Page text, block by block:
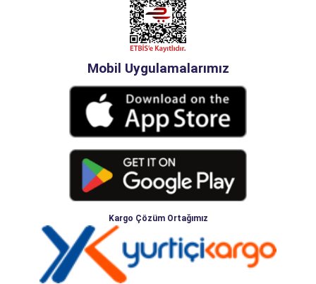
Mobil Uygulamalarımız
Kargo Çözüm Ortağımız